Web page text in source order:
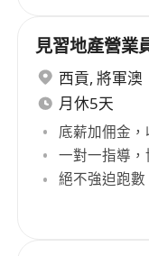
見習地產營業
西貢, 將軍澳
月休5天
底薪加佣金
一對一指導
絕不強迫跑